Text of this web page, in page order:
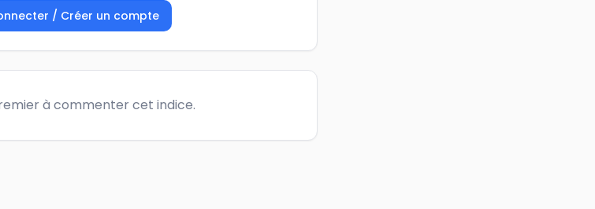
/ Créer un compte
à commenter cet indice.